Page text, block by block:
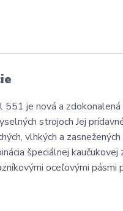
je nová a
strojoch Jej
vlhkých a
špeciálnej
oceľovými